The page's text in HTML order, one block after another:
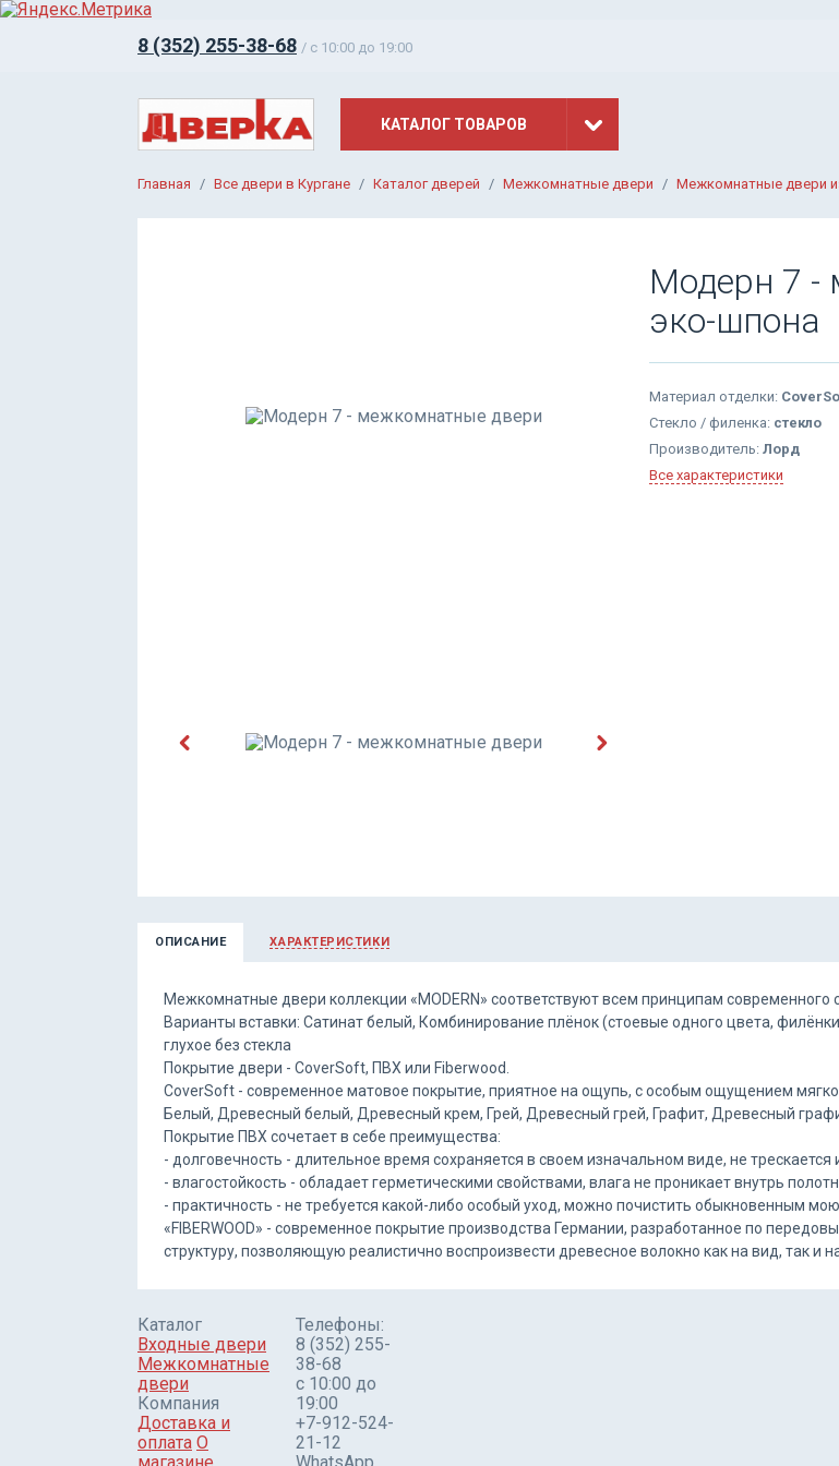
8 (352) 255-38-68 / c 10:00 до 19:00
КАТАЛОГ ТОВАРОВ
Главная Все двери в Кургане Каталог дверей Межкомнатные двери Межкомнатные двери
Модерн 7 -
эко-шпона
Материал отделки:
Стекло / филенка: стекло
Производитель: Лорд
Все характеристики
ОПИСАНИЕ ХАРАКТЕРИСТИКИ
Межкомнатные двери коллекции «MODERN» соответствуют всем принципам современного
Варианты вставки: Сатинат белый, Комбинирование плёнок (стоевые одного цвета,
глухое без стекла
Покрытие двери - CoverSoft, ПВХ или Fiberwood.
CoverSoft - современное матовое покрытие, приятное на ощупь, с особым ощущением
Белый, Древесный белый, Древесный крем, Грей, Древесный грей, Графит, Древесный
Покрытие ПВХ сочетает в себе преимущества:
- долговечность - длительное время сохраняется в своем изначальном виде, не
- влагостойкость - обладает герметическими свойствами, влага не проникает внутрь
- практичность - не требуется какой-либо особый уход, можно почистить обыкновенным
«FIBERWOOD» - современное покрытие производства Германии, разработанное по
структуру, позволяющую реалистично воспроизвести древесное волокно как на вид, так
Каталог
Входные двери
Межкомнатные
двери
Компания
Доставка и
оплата О
магазине
Телефоны:
8 (352) 255-
38-68
c 10:00 до
19:00
+7-912-524-
21-12
WhatsApp